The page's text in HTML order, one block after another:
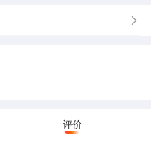
交；
出会计师都仔细确认才入账，3
报告，规范的电子财务报表，7
评价